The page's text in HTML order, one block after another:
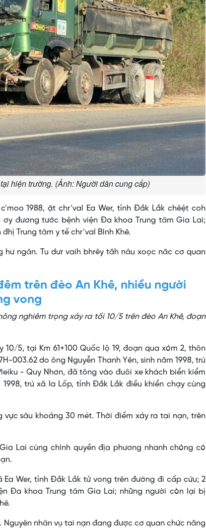
hiện trường. (Ảnh: Người dân cung cấp)
1988, ặt chr’val Ea Wer, tỉnh Đắk Lắk chêệt coh
đương tước bệnh viện Đa khoa Trung tâm Gia Lai;
Trung tâm y tế chr’val Bình Khê.
hư ngân. Tu dưr vaih bhrêy tăh nâu xoọc năc cơ quan
trên đèo An Khê, nhiều người
vong
nghiêm trọng xảy ra tối 10/5 trên đèo An Khê, đoạn
5, tại Km 61+100 Quốc lộ 19, đoạn qua xóm 2, thôn
003.62 do ông Nguyễn Thanh Yên, sinh năm 1998, trú
- Quy Nhơn, đã tông vào đuôi xe khách biển kiểm
trú xã Ia Lốp, tỉnh Đắk Lắk điều khiển chạy cùng
sâu khoảng 30 mét. Thời điểm xảy ra tai nạn, trên
Lai cùng chính quyền địa phương nhanh chóng có
Ea Wer, tỉnh Đắk Lắk tử vong trên đường đi cấp cứu; 2
Đa khoa Trung tâm Gia Lai; những người còn lại bị
nhân vụ tai nạn đang được cơ quan chức năng